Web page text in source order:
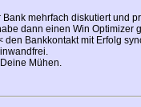
Bank mehrfach diskutiert und
dann einen Win Optimizer
den Bankkontakt mit Erfolg
Mühen.